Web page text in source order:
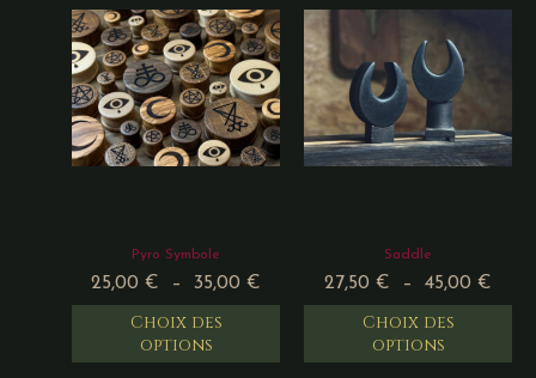
Pyro Symbole
25,00 € – 35,00 €
Choix des
options
Saddle
27,50 € – 45,00 €
Choix des
options